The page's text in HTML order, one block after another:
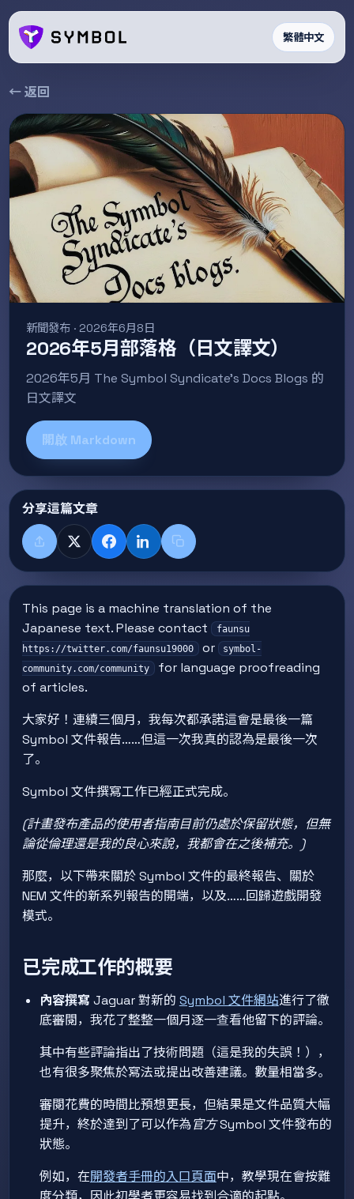
繁體中文
← 返回
新聞發布 · 2026年6月8日
2026年5月部落格（日文譯文）
2026年5月 The Symbol Syndicate’s Docs Blogs 的
日文譯文
開啟 Markdown
分享這篇文章
分享 X FacebookLinkedIn複製標題與連結
This page is a machine translation of the
Japanese text. Please contact faunsu
https://twitter.com/faunsu19000 or
symbol-
community.com/community for language proofreading
of articles.
大家好！連續三個月，我每次都承諾這會是最後一篇
Symbol 文件報告……但這一次我真的認為是最後一次
了。
Symbol 文件撰寫工作已經正式完成。
(計畫發布產品的使用者指南目前仍處於保留狀態，但無
論從倫理還是我的良心來說，我都會在之後補充。)
那麼，以下帶來關於 Symbol 文件的最終報告、關於
NEM 文件的新系列報告的開端，以及……回歸遊戲開發
模式。
已完成工作的概要
內容撰寫 Jaguar 對新的 Symbol 文件網站進行了徹
底審閱，我花了整整一個月逐一查看他留下的評論。
其中有些評論指出了技術問題（這是我的失誤！），
也有很多聚焦於寫法或提出改善建議。數量相當多。
審閱花費的時間比預想更長，但結果是文件品質大幅
提升，終於達到了可以作為官方Symbol 文件發布的
狀態。
例如，在開發者手冊的入口頁面中，教學現在會按難